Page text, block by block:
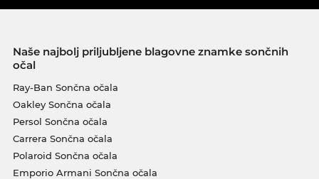
Naše najbolj priljubljene blagovne znamke sončnih
očal
Ray-Ban Sončna očala
Oakley Sončna očala
Persol Sončna očala
Carrera Sončna očala
Polaroid Sončna očala
Emporio Armani Sončna očala